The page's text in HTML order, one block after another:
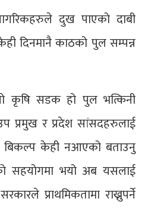
दुख पाएको दाबी
दिनमानै काठको पुल सम्पन्न
कृषि सडक हो पुल भत्किनी
प्रमुख र प्रदेश सांसदहरुलाई
बिकल्प केही नआएको बताउनु
सहयोगमा भयो अब यसलाई
प्राथमिकतामा राख्नुपर्ने